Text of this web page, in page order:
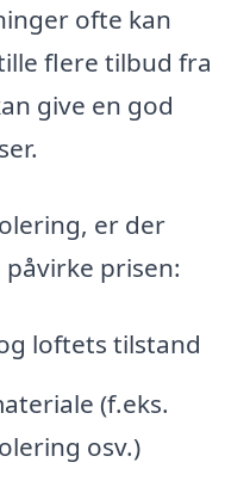
ofte kan
flere tilbud fra
give en god
er der
prisen:
loftets tilstand
(f.eks.
osv.)